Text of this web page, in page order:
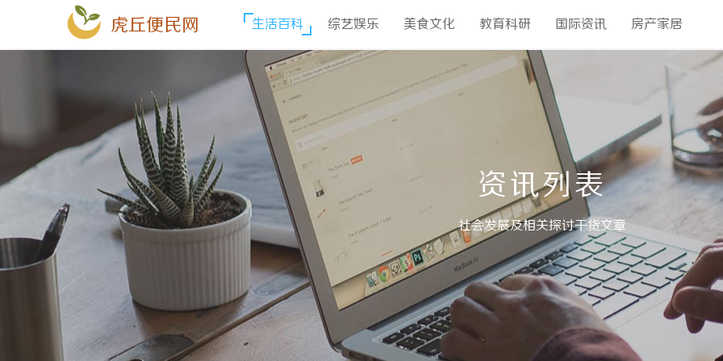
虎丘便民网 生活百科 综艺娱乐 美食文化 教育科研 国际资讯 房产家居
资讯列表
社会发展及相关探讨干货文章